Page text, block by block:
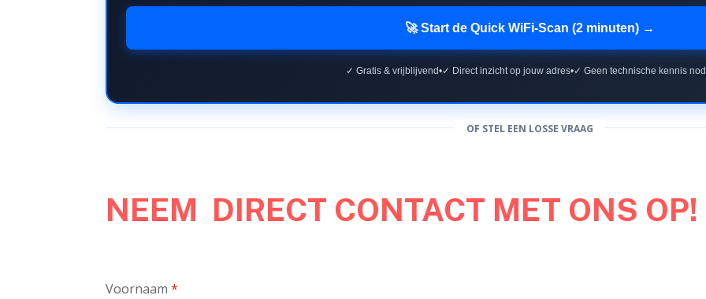
🚀 Start de Quick WiFi-Scan (2 minuten) →
✓ Gratis & vrijblijvend•✓ Direct inzicht op jouw adres•✓ Geen technische kennis
OF STEL EEN LOSSE VRAAG
NEEM DIRECT CONTACT MET ONS OP!
Voornaam*